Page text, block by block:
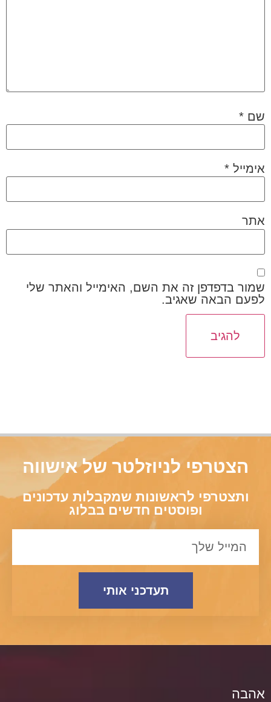
שם *
אימייל *
אתר
שמור בדפדפן זה את השם, האימייל והאתר שלי
לפעם הבאה שאגיב.
הצטרפי לניוזלטר של אישווה
ותצטרפי לראשונות שמקבלות עדכונים
ופוסטים חדשים בבלוג
תעדכני אותי
אהבה